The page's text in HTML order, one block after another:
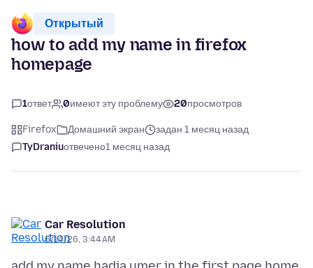
Открытый
how to add my name in firefox
homepage
1ответ 0имеют эту проблему 20просмотров
Firefox Домашний экран
задан 1 месяц назад
TyDraniuотвечено1 месяц назад
Car Resolution
6/14/26, 3:44 AM